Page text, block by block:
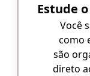
Estude
Você
como
são
direto